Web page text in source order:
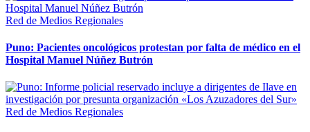
Red de Medios Regionales
Puno: Pacientes oncológicos protestan por falta de médico en el
Hospital Manuel Núñez Butrón
Red de Medios Regionales